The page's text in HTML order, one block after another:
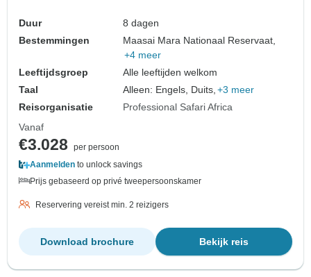
Duur
8 dagen
Bestemmingen
Maasai Mara Nationaal Reservaat,
+4 meer
Leeftijdsgroep
Alle leeftijden welkom
Taal
Alleen: Engels, Duits, +3 meer
Reisorganisatie
Professional Safari Africa
Vanaf
€3.028
per persoon
Aanmelden to unlock savings
Prijs gebaseerd op privé tweepersoonskamer
Reservering vereist min. 2 reizigers
Bekijk reis
Download brochure